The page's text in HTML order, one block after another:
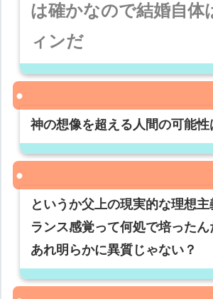
は確かなので結婚自体
ィンだ
神の想像を超える人間の可能性
というか父上の現実的な理想
ランス感覚って何処で培った
あれ明らかに異質じゃない？